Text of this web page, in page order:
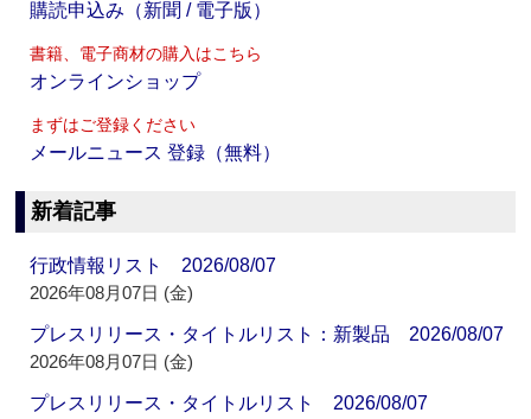
購読申込み（新聞 / 電子版）
書籍、電子商材の購入はこちら
オンラインショップ
まずはご登録ください
メールニュース 登録（無料）
新着記事
行政情報リスト 2026/08/07
2026年08月07日 (金)
プレスリリース・タイトルリスト：新製品 2026/08/07
2026年08月07日 (金)
プレスリリース・タイトルリスト 2026/08/07